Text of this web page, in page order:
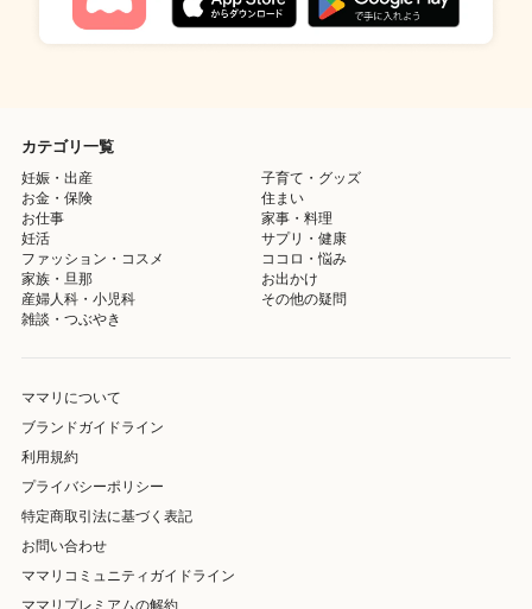
カテゴリ一覧
妊娠・出産
子育て・グッズ
お金・保険
住まい
お仕事
家事・料理
妊活
サプリ・健康
ファッション・コスメ
ココロ・悩み
家族・旦那
お出かけ
産婦人科・小児科
その他の疑問
雑談・つぶやき
ママリについて
ブランドガイドライン
利用規約
プライバシーポリシー
特定商取引法に基づく表記
お問い合わせ
ママリコミュニティガイドライン
ママリプレミアムの解約